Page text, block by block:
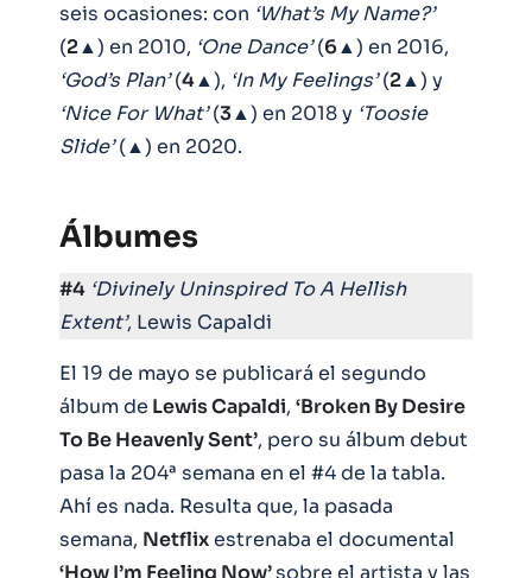
seis ocasiones: con ‘What’s My Name?’
(2▲) en 2010, ‘One Dance’(6▲) en 2016,
‘God’s Plan’(4▲), ‘In My Feelings’(2▲) y
‘Nice For What’(3▲) en 2018 y ‘Toosie
Slide’(▲) en 2020.
Álbumes
#4 ‘Divinely Uninspired To A Hellish
Extent’, Lewis Capaldi
El 19 de mayo se publicará el segundo
álbum de Lewis Capaldi, ‘Broken By Desire
To Be Heavenly Sent’, pero su álbum debut
pasa la 204ª semana en el #4 de la tabla.
Ahí es nada. Resulta que, la pasada
semana, Netflixestrenaba el documental